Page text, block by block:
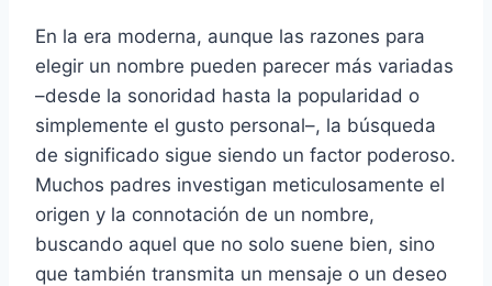
En la era moderna, aunque las razones para
elegir un nombre pueden parecer más variadas
–desde la sonoridad hasta la popularidad o
simplemente el gusto personal–, la búsqueda
de significado sigue siendo un factor poderoso.
Muchos padres investigan meticulosamente el
origen y la connotación de un nombre,
buscando aquel que no solo suene bien, sino
que también transmita un mensaje o un deseo